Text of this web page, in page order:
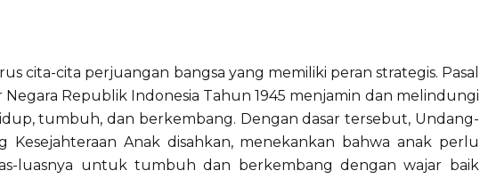
cita-cita perjuangan bangsa yang memiliki peran strategis. Pasal
Republik Indonesia Tahun 1945 menjamin dan melindungi
tumbuh, dan berkembang. Dengan dasar tersebut, Undang-
Anak disahkan, menekankan bahwa anak perlu
luasnya untuk tumbuh dan berkembang dengan wajar baik